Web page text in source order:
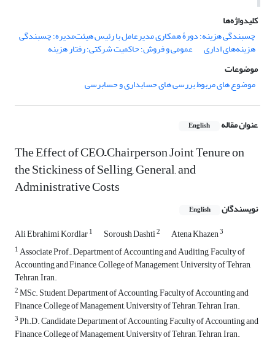
کلیدواژه‌ها
چسبندگی هزینه؛ دورۀ همکاری مدیرعامل با رئیس هیئت‌مدیره؛ چسبندگی
هزینه‌های اداری
عمومی و فروش؛ حاکمیت شرکتی؛ رفتار هزینه
موضوعات
موضوع های مربوط بررسی های حسابداری و حسابرسی
عنوان مقاله English
The Effect of CEO–Chairperson Joint Tenure on
the Stickiness of Selling, General, and
Administrative Costs
نویسندگان English
Ali Ebrahimi Kordlar1 Soroush Dashti2 Atena Khazen3
1Associate Prof., Department of Accounting and Auditing, Faculty of
Accounting and Finance, College of Management, University of Tehran,
Tehran, Iran.
2MSc. Student, Department of Accounting, Faculty of Accounting and
Finance, College of Management, University of Tehran, Tehran, Iran.
3Ph.D. Candidate, Department of Accounting, Faculty of Accounting and
Finance, College of Management, University of Tehran, Tehran, Iran.